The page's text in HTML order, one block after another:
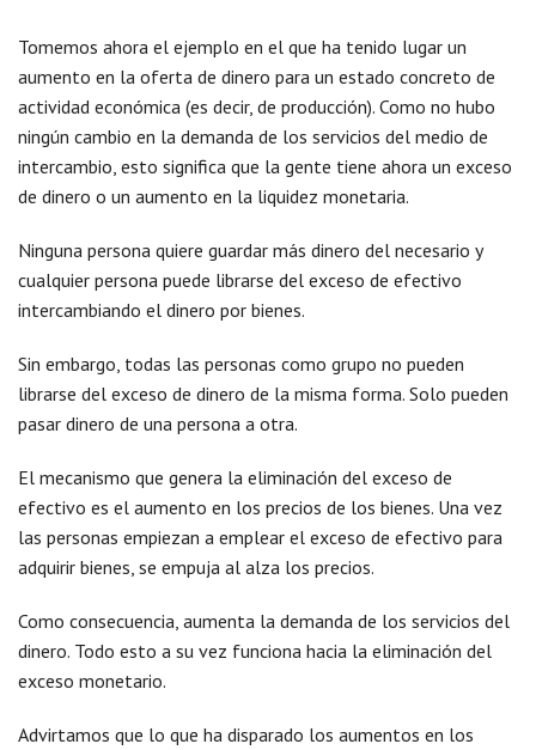
Tomemos ahora el ejemplo en el que ha tenido lugar un
aumento en la oferta de dinero para un estado concreto de
actividad económica (es decir, de producción). Como no hubo
ningún cambio en la demanda de los servicios del medio de
intercambio, esto significa que la gente tiene ahora un exceso
de dinero o un aumento en la liquidez monetaria.
Ninguna persona quiere guardar más dinero del necesario y
cualquier persona puede librarse del exceso de efectivo
intercambiando el dinero por bienes.
Sin embargo, todas las personas como grupo no pueden
librarse del exceso de dinero de la misma forma. Solo pueden
pasar dinero de una persona a otra.
El mecanismo que genera la eliminación del exceso de
efectivo es el aumento en los precios de los bienes. Una vez
las personas empiezan a emplear el exceso de efectivo para
adquirir bienes, se empuja al alza los precios.
Como consecuencia, aumenta la demanda de los servicios del
dinero. Todo esto a su vez funciona hacia la eliminación del
exceso monetario.
Advirtamos que lo que ha disparado los aumentos en los